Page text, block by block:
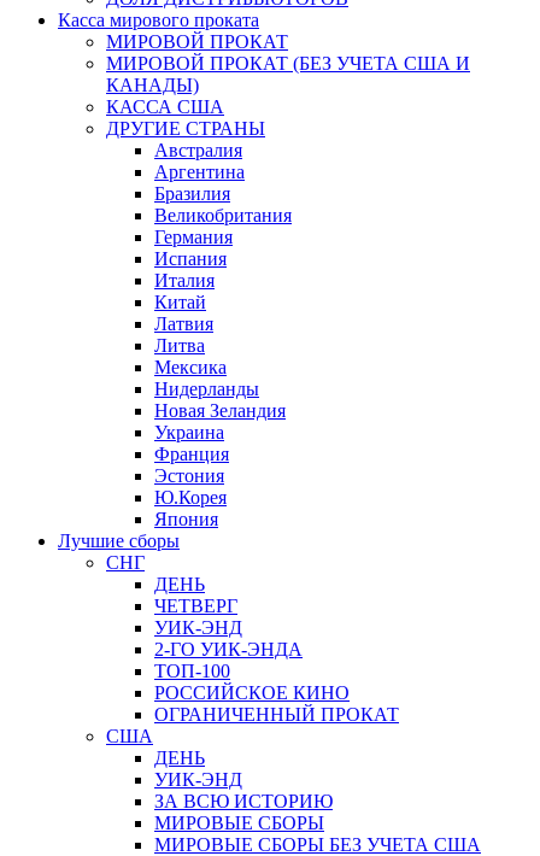
Касса мирового проката
МИРОВОЙ ПРОКАТ
МИРОВОЙ ПРОКАТ (БЕЗ УЧЕТА США И
КАНАДЫ)
КАССА США
ДРУГИЕ СТРАНЫ
Австралия
Аргентина
Бразилия
Великобритания
Германия
Испания
Италия
Китай
Латвия
Литва
Мексика
Нидерланды
Новая Зеландия
Украина
Франция
Эстония
Ю.Корея
Япония
Лучшие сборы
СНГ
ДЕНЬ
ЧЕТВЕРГ
УИК-ЭНД
2-ГО УИК-ЭНДА
ТОП-100
РОССИЙСКОЕ КИНО
ОГРАНИЧЕННЫЙ ПРОКАТ
США
ДЕНЬ
УИК-ЭНД
ЗА ВСЮ ИСТОРИЮ
МИРОВЫЕ СБОРЫ
МИРОВЫЕ СБОРЫ БЕЗ УЧЕТА США